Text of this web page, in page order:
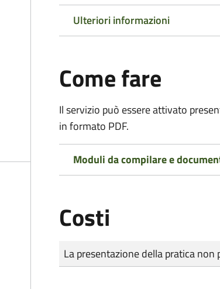
Ulteriori informazioni
Come fare
Il servizio può essere attivato
in formato PDF.
Moduli da compilare e
Costi
Tipo di pagamento
Importo
La presentazione della pratica